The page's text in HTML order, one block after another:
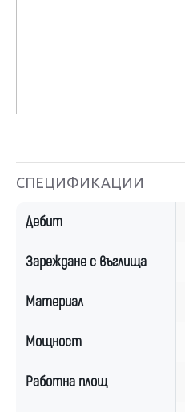
СПЕЦИФИКАЦИИ
Дебит
Зареждане с въглища
Материал
Мощност
Работна площ